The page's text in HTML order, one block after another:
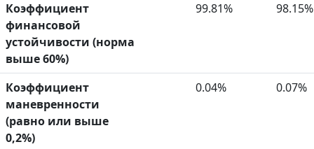
Коэффициент
финансовой
устойчивости (норма
выше 60%)
99.81% 98.15%
Коэффициент
маневренности
(равно или выше
0,2%)
0.04% 0.07%